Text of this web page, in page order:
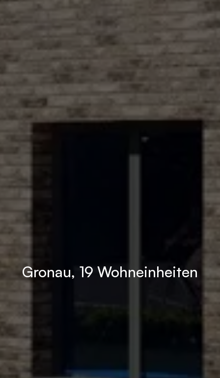
Gronau, 19 Wohneinheiten